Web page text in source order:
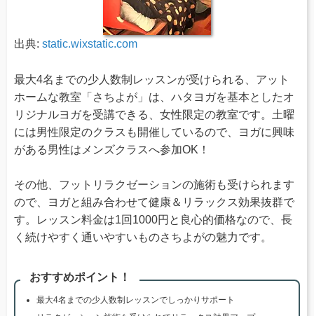
出典: static.wixstatic.com
最大4名までの少人数制レッスンが受けられる、アット
ホームな教室「さちよが」は、ハタヨガを基本としたオ
リジナルヨガを受講できる、女性限定の教室です。土曜
には男性限定のクラスも開催しているので、ヨガに興味
がある男性はメンズクラスへ参加OK！
その他、フットリラクゼーションの施術も受けられます
ので、ヨガと組み合わせて健康＆リラックス効果抜群で
す。レッスン料金は1回1000円と良心的価格なので、長
く続けやすく通いやすいものさちよがの魅力です。
おすすめポイント！
最大4名までの少人数制レッスンでしっかりサポート